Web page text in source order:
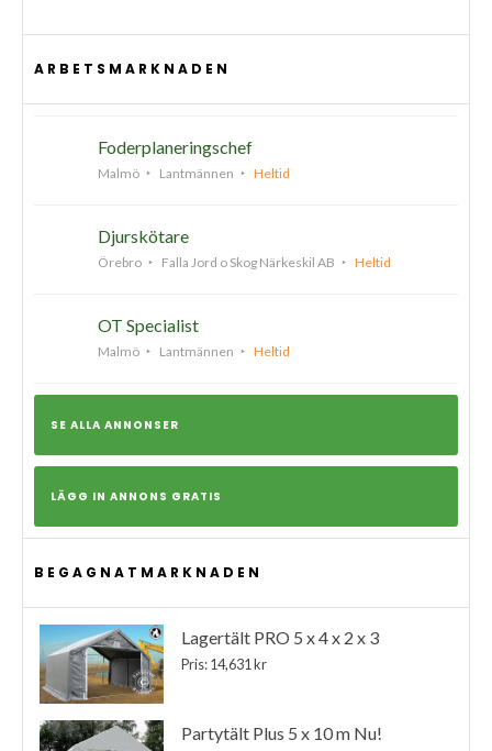
ARBETSMARKNADEN
Foderplaneringschef
Malmö Lantmännen Heltid
Djurskötare
Örebro Falla Jord o Skog Närkeskil AB Heltid
OT Specialist
Malmö Lantmännen Heltid
SE ALLA ANNONSER
LÄGG IN ANNONS GRATIS
BEGAGNATMARKNADEN
Lagertält PRO 5 x 4 x 2 x 3
Pris: 14,631 kr
Partytält Plus 5 x 10 m Nu!